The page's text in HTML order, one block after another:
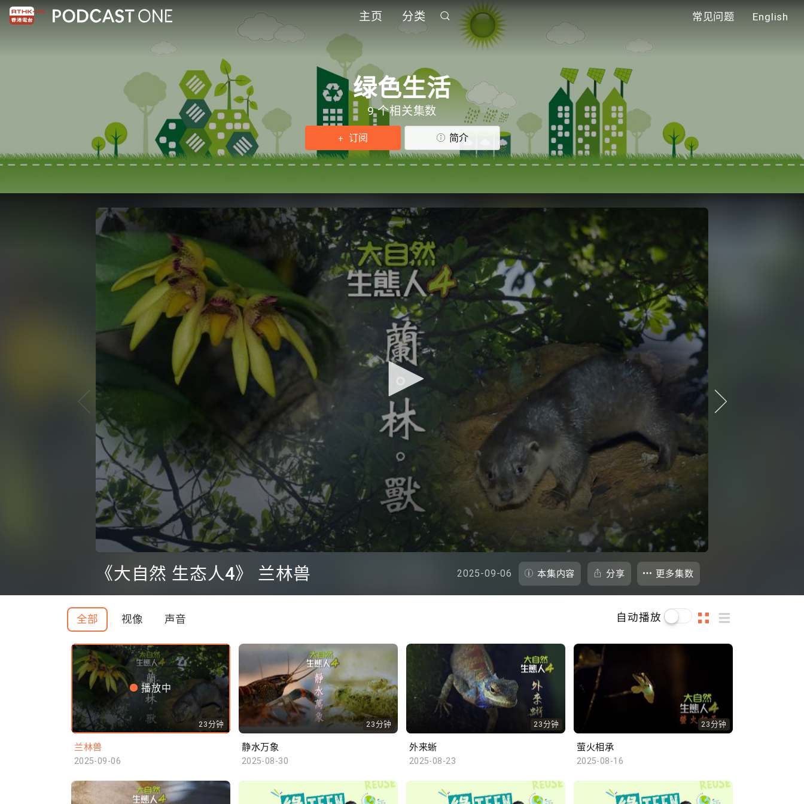
主页 分类 常见问题 English
绿色生活
9 个相关集数
订阅 简介
seconds
secondsVolume
《大自然 生态人4》 兰林兽 2025-09-06 本集内容 分享 更多集数
全部 视像 声音 自动播放
播放中
23分钟
兰林兽
2025-09-06
23分钟
静水万象
2025-08-30
23分钟
外来蜥
2025-08-23
23分钟
萤火相承
2025-08-16